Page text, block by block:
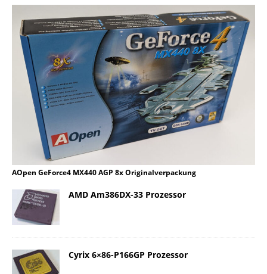
AOpen GeForce4 MX440 AGP 8x Originalverpackung
AMD Am386DX-33 Prozessor
Cyrix 6×86-P166GP Prozessor